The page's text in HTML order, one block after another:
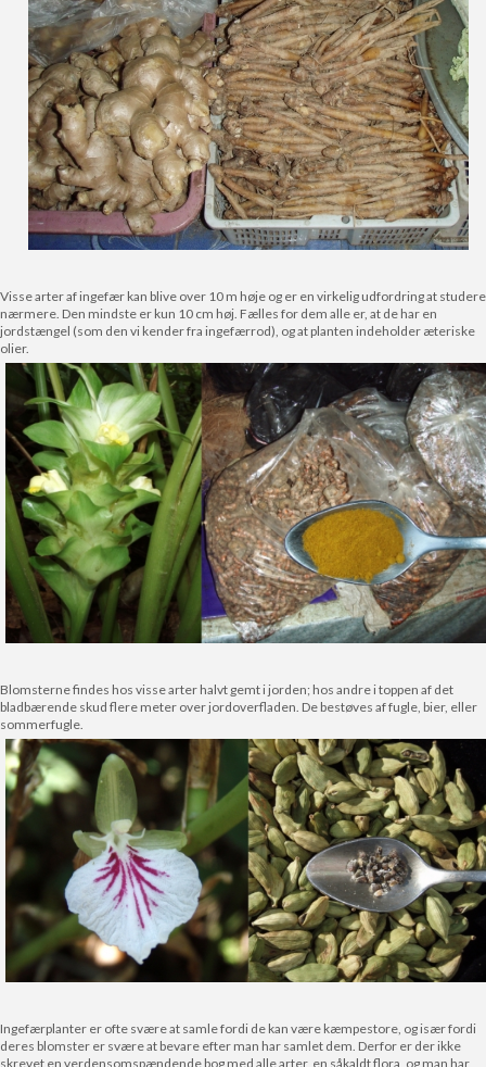
Visse arter af ingefær kan blive over 10 m høje og er en virkelig udfordring at studere
nærmere. Den mindste er kun 10 cm høj. Fælles for dem alle er, at de har en
jordstængel (som den vi kender fra ingefærrod), og at planten indeholder æteriske
olier.
Blomsterne findes hos visse arter halvt gemt i jorden; hos andre i toppen af det
bladbærende skud flere meter over jordoverfladen. De bestøves af fugle, bier, eller
sommerfugle.
Ingefærplanter er ofte svære at samle fordi de kan være kæmpestore, og især fordi
deres blomster er svære at bevare efter man har samlet dem. Derfor er der ikke
skrevet en verdensomspændende bog med alle arter, en såkaldt flora, og man har